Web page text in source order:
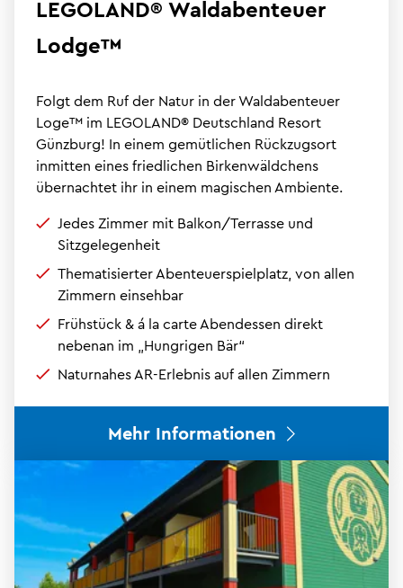
LEGOLAND® Waldabenteuer
Lodge™
Folgt dem Ruf der Natur in der Waldabenteuer
Loge™ im LEGOLAND® Deutschland Resort
Günzburg! In einem gemütlichen Rückzugsort
inmitten eines friedlichen Birkenwäldchens
übernachtet ihr in einem magischen Ambiente.
Jedes Zimmer mit Balkon/Terrasse und
Sitzgelegenheit
Thematisierter Abenteuerspielplatz, von allen
Zimmern einsehbar
Frühstück & á la carte Abendessen direkt
nebenan im „Hungrigen Bär“
Naturnahes AR-Erlebnis auf allen Zimmern
Mehr Informationen